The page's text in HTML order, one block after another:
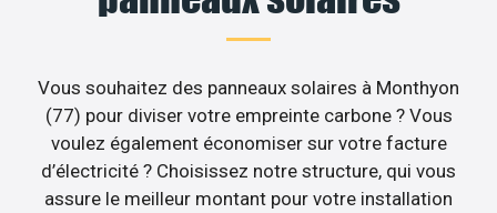
Vous souhaitez des panneaux solaires à Monthyon
(77) pour diviser votre empreinte carbone ? Vous
voulez également économiser sur votre facture
d’électricité ? Choisissez notre structure, qui vous
assure le meilleur montant pour votre installation